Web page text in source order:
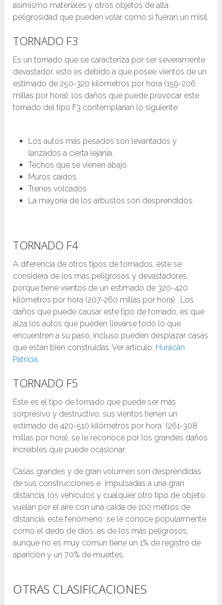
asimismo materiales y otros objetos de alta
peligrosidad que pueden volar como si fueran un misil.
TORNADO F3
Es un tornado que se caracteriza por ser severamente
devastador, esto es debido a que posee vientos de un
estimado de 250-320 kilómetros por hora (159-206
millas por hora), los daños que puede provocar este
tornado del tipo F3 contemplarían lo siguiente:
Los autos más pesados son levantados y
lanzados a cierta lejanía.
Techos que se vienen abajo.
Muros caídos.
Trenes volcados
La mayoría de los arbustos son desprendidos.
TORNADO F4
A diferencia de otros tipos de tornados, éste se
considera de los más peligrosos y devastadores,
porque tiene vientos de un estimado de 320-420
kilómetros por hora (207-260 millas por hora) . Los
daños que puede causar este tipo de tornado, es que
alza los autos que pueden llevarse todo lo que
encuentren a su paso, incluso pueden desplazar casas
que están bien construidas. Ver artículo: Huracán
Patricia
TORNADO F5
Este es el tipo de tornado que puede ser más
sorpresivo y destructivo, sus vientos tienen un
estimado de 420-510 kilómetros por hora (261-308
millas por hora), se le reconoce por los grandes daños
increíbles que puede ocasionar:
Casas grandes y de gran volumen son desprendidas
de sus construcciones e impulsadas a una gran
distancia, los vehículos y cualquier otro tipo de objeto
vuelan por el aire con una caída de 100 metros de
distancia, este fenómeno se le conoce popularmente
como el dedo de dios, es de los más peligrosos,
aunque no es muy común tiene un 1% de registro de
aparición y un 70% de muertes.
OTRAS CLASIFICACIONES